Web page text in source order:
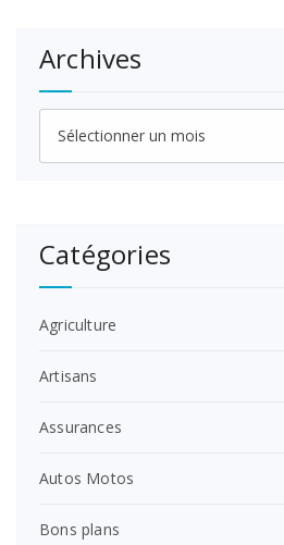
Archives
Archives
Catégories
Agriculture
Artisans
Assurances
Autos Motos
Bons plans